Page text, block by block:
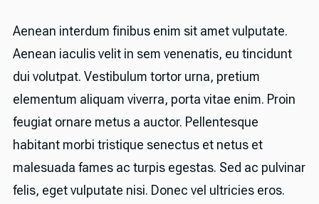
Aenean interdum finibus enim sit amet vulputate.
Aenean iaculis velit in sem venenatis, eu tincidunt
dui volutpat. Vestibulum tortor urna, pretium
elementum aliquam viverra, porta vitae enim. Proin
feugiat ornare metus a auctor. Pellentesque
habitant morbi tristique senectus et netus et
malesuada fames ac turpis egestas. Sed ac pulvinar
felis, eget vulputate nisi. Donec vel ultricies eros.